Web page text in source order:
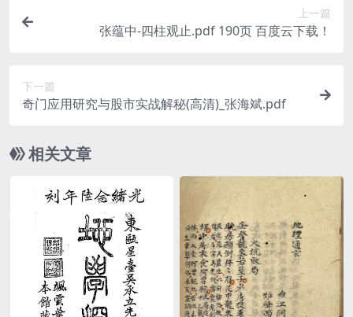
上一篇
张蕴中-四柱观止.pdf 190页 百度云下载！
下一篇
奇门应用研究与股市实战解秘(高清)_张海斌.pdf
相关文章